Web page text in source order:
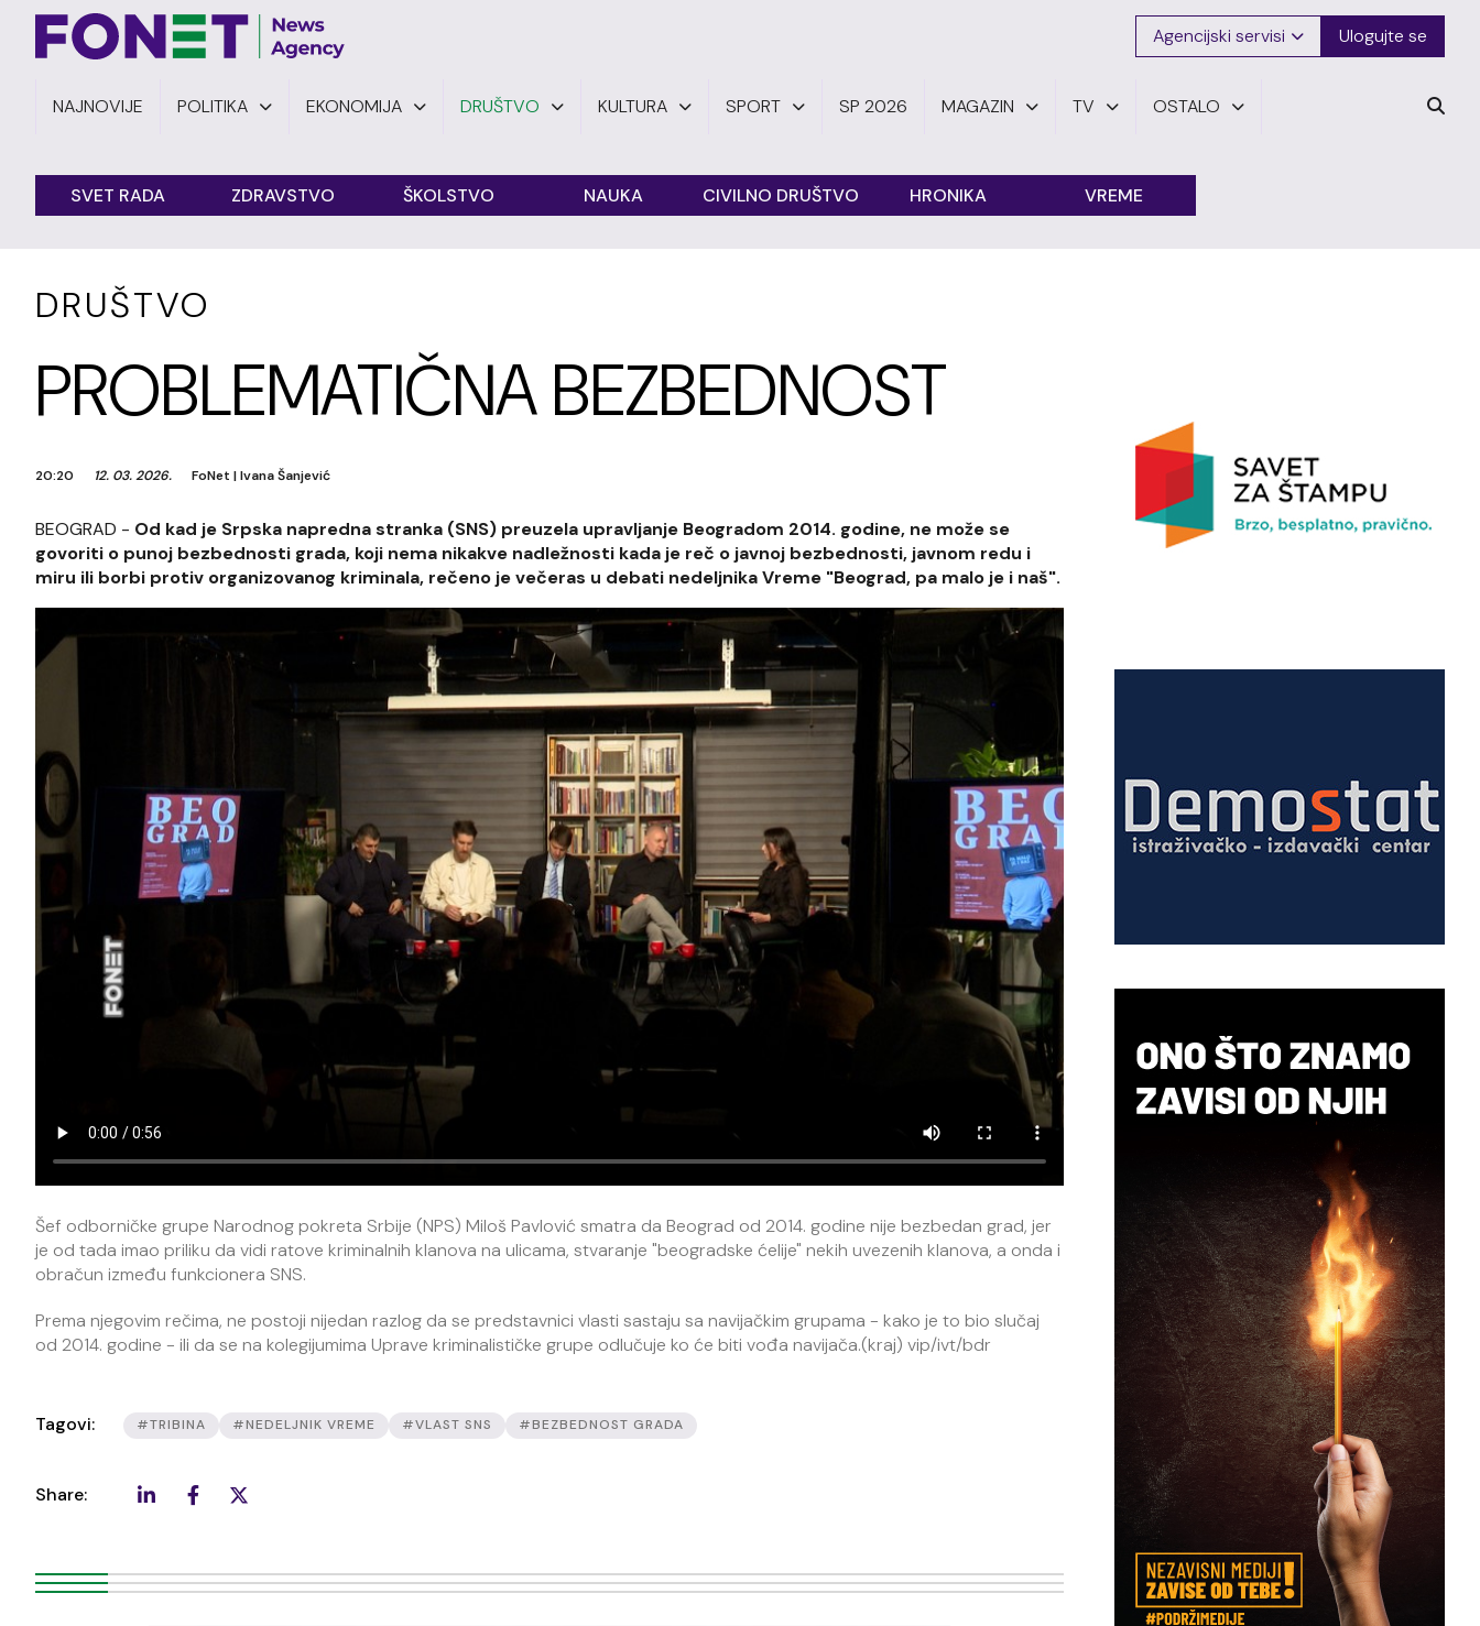
Agencijski servisi Ulogujte se
NAJNOVIJE POLITIKA EKONOMIJA DRUŠTVO KULTURA SPORT SP 2026 MAGAZIN TV OSTALO
SVET RADA ZDRAVSTVO ŠKOLSTVO NAUKA CIVILNO DRUŠTVO HRONIKA VREME
DRUŠTVO
PROBLEMATIČNA BEZBEDNOST
20:20 12. 03. 2026. FoNet |Ivana Šanjević
BEOGRAD - Od kad je Srpska napredna stranka (SNS) preuzela upravljanje Beogradom 2014. godine, ne može se
govoriti o punoj bezbednosti grada, koji nema nikakve nadležnosti kada je reč o javnoj bezbednosti, javnom redu i
miru ili borbi protiv organizovanog kriminala, rečeno je večeras u debati nedeljnika Vreme "Beograd, pa malo je i naš".
Šef odborničke grupe Narodnog pokreta Srbije (NPS) Miloš Pavlović smatra da Beograd od 2014. godine nije bezbedan grad, jer
je od tada imao priliku da vidi ratove kriminalnih klanova na ulicama, stvaranje "beogradske ćelije" nekih uvezenih klanova, a onda i
obračun između funkcionera SNS.
Prema njegovim rečima, ne postoji nijedan razlog da se predstavnici vlasti sastaju sa navijačkim grupama - kako je to bio slučaj
od 2014. godine - ili da se na kolegijumima Uprave kriminalističke grupe odlučuje ko će biti vođa navijača.(kraj) vip/ivt/bdr
Tagovi: #TRIBINA #NEDELJNIK VREME #VLAST SNS #BEZBEDNOST GRADA
Share: